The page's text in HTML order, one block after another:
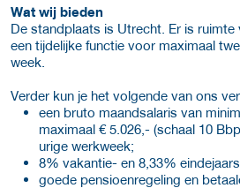
Wat wij bieden
De standplaats is Utrecht. Er is
een tijdelijke functie voor maximaal
week.
Verder kun je het volgende van ons
een bruto maandsalaris van
maximaal € 5.026,- (schaal 10
urige werkweek;
8% vakantie- en 8,33%
goede pensioenregeling en